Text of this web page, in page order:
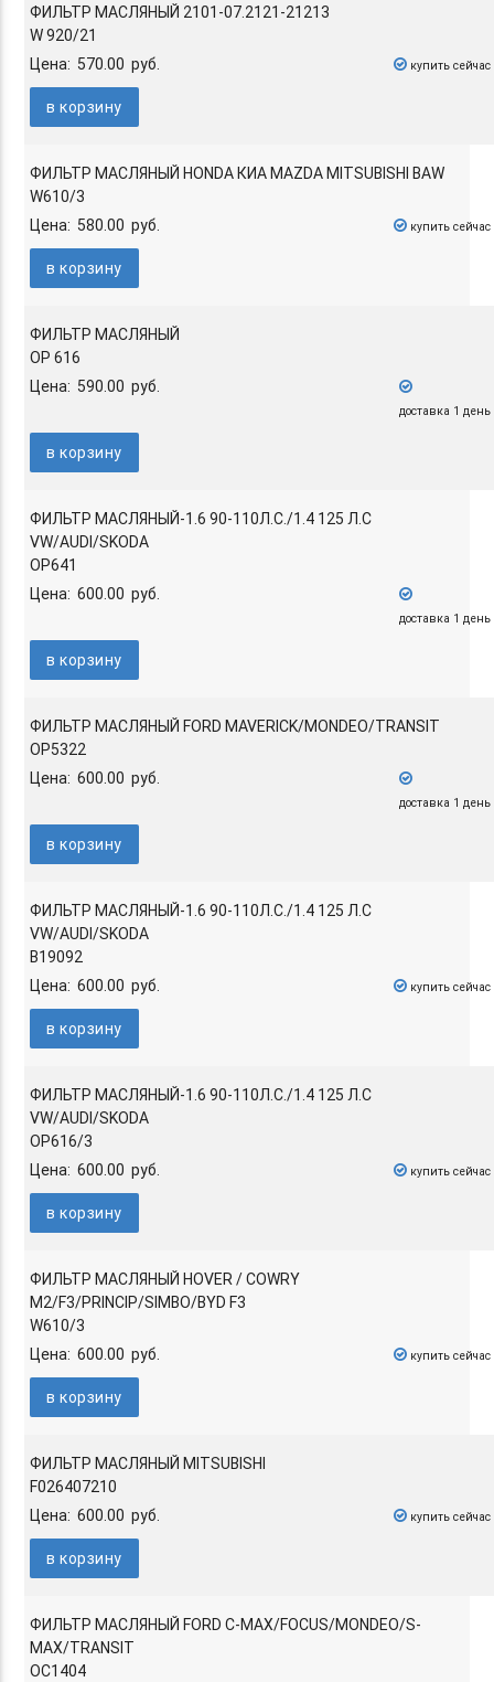
ФИЛЬТР МАСЛЯНЫЙ 2101-07.2121-21213
W 920/21
Цена: 570.00 руб.
купить сейчас
в корзину
ФИЛЬТР МАСЛЯНЫЙ HONDA КИА MAZDA MITSUBISHI BAW
W610/3
Цена: 580.00 руб.
купить сейчас
в корзину
ФИЛЬТР МАСЛЯНЫЙ
OP 616
Цена: 590.00 руб.
доставка 1 день
в корзину
ФИЛЬТР МАСЛЯНЫЙ-1.6 90-110Л.С./1.4 125 Л.С
VW/AUDI/SKODA
OP641
Цена: 600.00 руб.
доставка 1 день
в корзину
ФИЛЬТР МАСЛЯНЫЙ FORD MAVERICK/MONDEO/TRANSIT
OP5322
Цена: 600.00 руб.
доставка 1 день
в корзину
ФИЛЬТР МАСЛЯНЫЙ-1.6 90-110Л.С./1.4 125 Л.С
VW/AUDI/SKODA
B19092
Цена: 600.00 руб.
купить сейчас
в корзину
ФИЛЬТР МАСЛЯНЫЙ-1.6 90-110Л.С./1.4 125 Л.С
VW/AUDI/SKODA
OP616/3
Цена: 600.00 руб.
купить сейчас
в корзину
ФИЛЬТР МАСЛЯНЫЙ HOVER / COWRY
M2/F3/PRINCIP/SIMBO/BYD F3
W610/3
Цена: 600.00 руб.
купить сейчас
в корзину
ФИЛЬТР МАСЛЯНЫЙ MITSUBISHI
F026407210
Цена: 600.00 руб.
купить сейчас
в корзину
ФИЛЬТР МАСЛЯНЫЙ FORD C-MAX/FOCUS/MONDEO/S-
MAX/TRANSIT
OC1404